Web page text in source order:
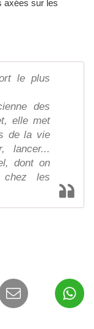
axées sur les
le plus
des
elle met
de la vie
lancer...
dont on
chez les